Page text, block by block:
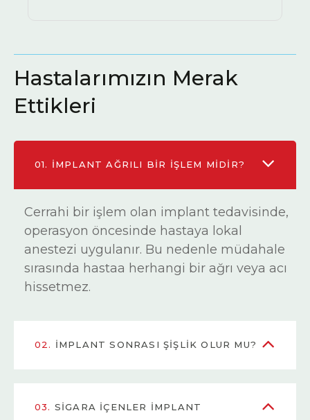
Hastalarımızın Merak
Ettikleri
01. İMPLANT AĞRILI BIR IŞLEM MIDIR?
Cerrahi bir işlem olan implant tedavisinde,
operasyon öncesinde hastaya lokal
anestezi uygulanır. Bu nedenle müdahale
sırasında hastaa herhangi bir ağrı veya acı
hissetmez.
02. İMPLANT SONRASI ŞIŞLIK OLUR MU?
03.